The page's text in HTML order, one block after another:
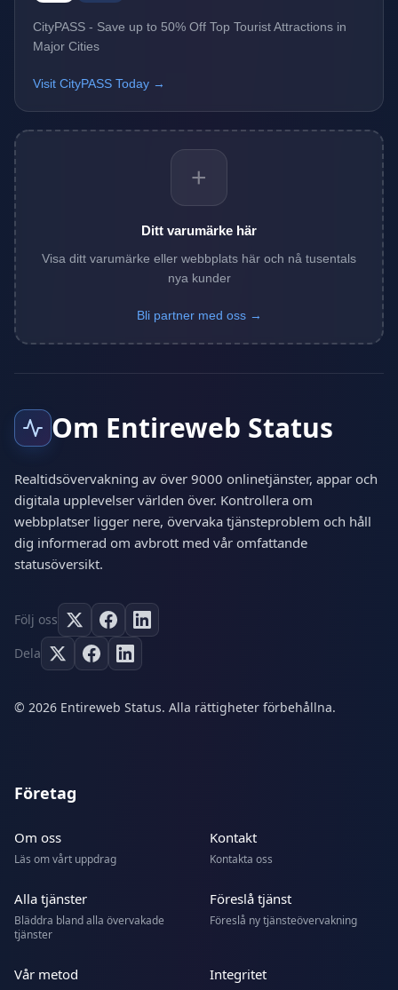
CityPASS - Save up to 50% Off Top Tourist Attractions in
Major Cities
Visit CityPASS Today →
+
Ditt varumärke här
Visa ditt varumärke eller webbplats här och nå tusentals
nya kunder
Bli partner med oss →
Om Entireweb Status
Realtidsövervakning av över 9000 onlinetjänster, appar och
digitala upplevelser världen över. Kontrollera om
webbplatser ligger nere, övervaka tjänsteproblem och håll
dig informerad om avbrott med vår omfattande
statusöversikt.
Följ oss
Dela
© 2026 Entireweb Status. Alla rättigheter förbehållna.
Företag
Om oss
Läs om vårt uppdrag
Kontakt
Kontakta oss
Alla tjänster
Bläddra bland alla övervakade
tjänster
Föreslå tjänst
Föreslå ny tjänsteövervakning
Vår metod Integritet